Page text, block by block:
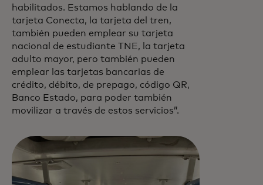
habilitados. Estamos hablando de la
tarjeta Conecta, la tarjeta del tren,
también pueden emplear su tarjeta
nacional de estudiante TNE, la tarjeta
adulto mayor, pero también pueden
emplear las tarjetas bancarias de
crédito, débito, de prepago, código QR,
Banco Estado, para poder también
movilizar a través de estos servicios”.